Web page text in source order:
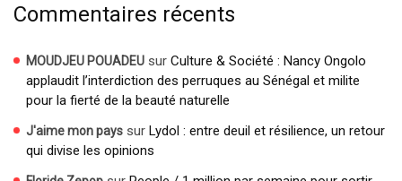
Commentaires récents
MOUDJEU POUADEU sur Culture & Société : Nancy Ongolo
applaudit l’interdiction des perruques au Sénégal et milite
pour la fierté de la beauté naturelle
J'aime mon pays sur Lydol : entre deuil et résilience, un retour
qui divise les opinions